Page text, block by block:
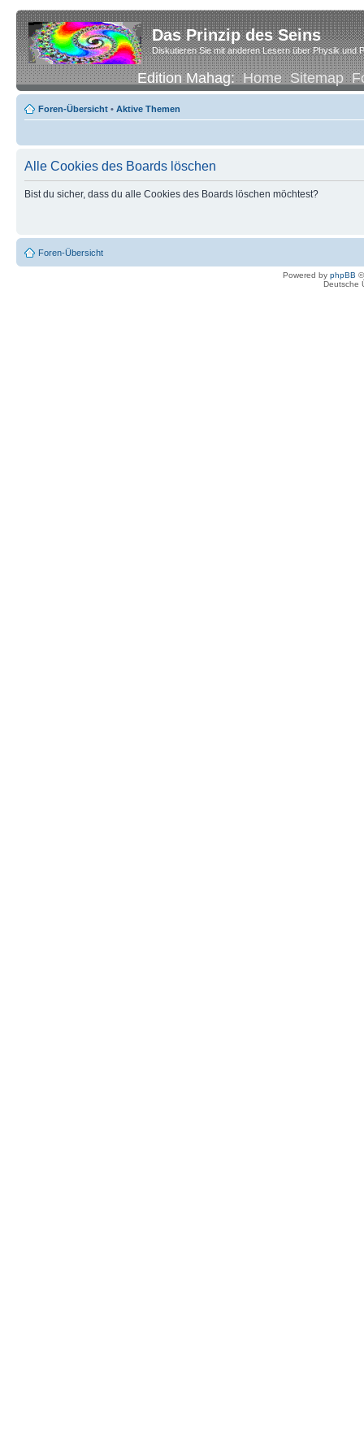
Das Prinzip des Seins
Diskutieren Sie mit anderen Lesern über Physik und
Edition Mahag:Home Sitemap
Foren-Übersicht • Aktive Themen
Alle Cookies des Boards löschen
Bist du sicher, dass du alle Cookies des Boards löschen möchtest?
Foren-Übersicht
Powered by phpBB
Deutsche